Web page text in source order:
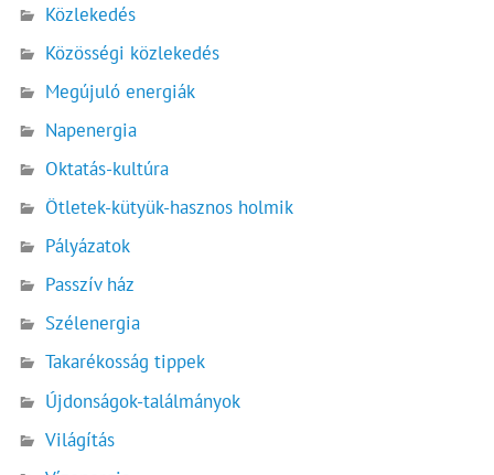
Közlekedés
Közösségi közlekedés
Megújuló energiák
Napenergia
Oktatás-kultúra
Ötletek-kütyük-hasznos holmik
Pályázatok
Passzív ház
Szélenergia
Takarékosság tippek
Újdonságok-találmányok
Világítás